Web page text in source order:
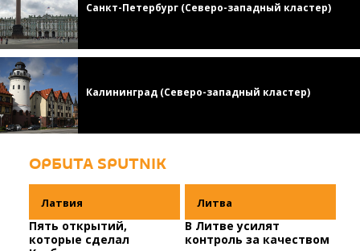
Санкт-Петербург (Северо-западный кластер)
Калининград (Северо-западный кластер)
ОРБИТА SPUTNIK
Латвия
Пять открытий,
которые сделал
Литва
В Литве усилят
контроль за качеством